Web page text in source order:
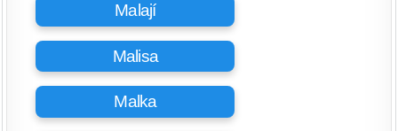
Malají
Malisa
Malka